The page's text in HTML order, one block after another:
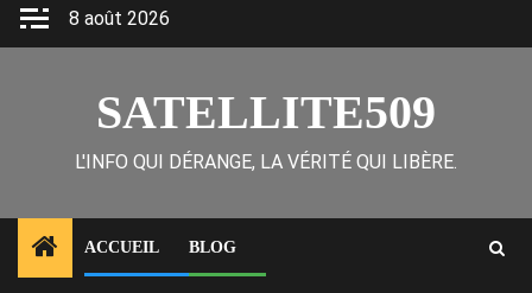
Skip
8 août 2026
SATELLITE509
L'INFO QUI DÉRANGE, LA VÉRITÉ QUI LIBÈRE.
ACCUEIL BLOG